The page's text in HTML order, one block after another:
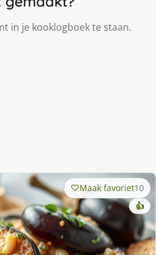
in je kooklogboek te staan.
Maak favoriet10
👍